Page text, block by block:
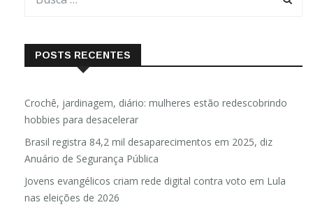
POSTS RECENTES
Crochê, jardinagem, diário: mulheres estão redescobrindo
hobbies para desacelerar
Brasil registra 84,2 mil desaparecimentos em 2025, diz
Anuário de Segurança Pública
Jovens evangélicos criam rede digital contra voto em Lula
nas eleições de 2026